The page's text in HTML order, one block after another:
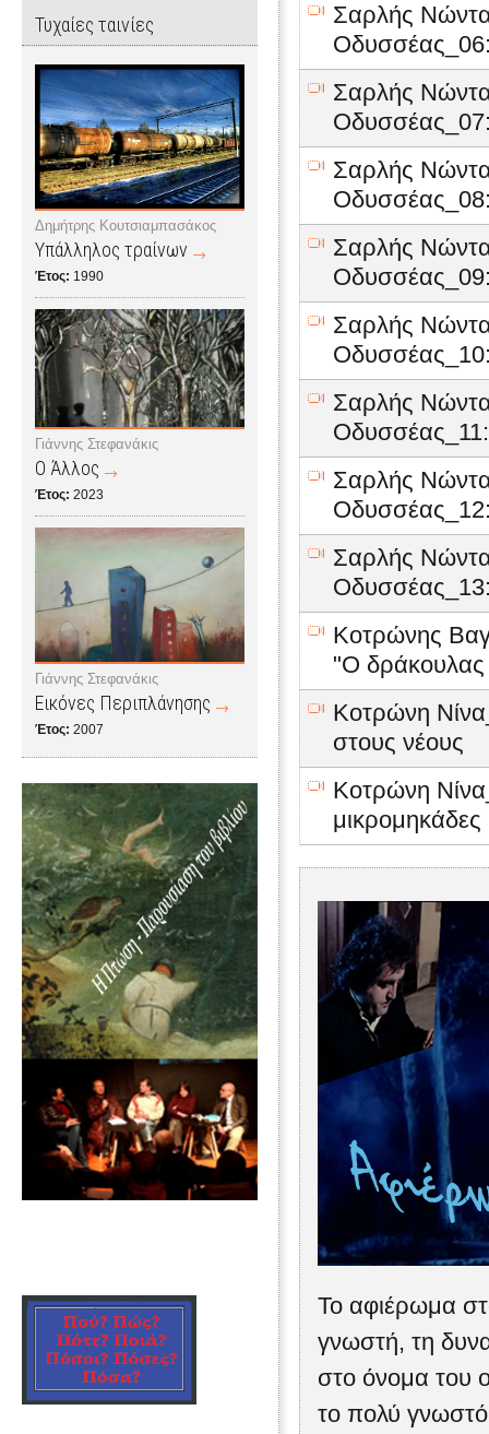
Τυχαίες ταινίες
Δημήτρης Κουτσιαμπασάκος
Υπάλληλος τραίνων
Έτος: 1990
Γιάννης Στεφανάκις
Ο Άλλος
Έτος: 2023
Γιάννης Στεφανάκις
Εικόνες Περιπλάνησης
Έτος: 2007
Σαρλής
Σαρλής
Σαρλής
Σαρλής
Σαρλής
Σαρλής
Σαρλής
Σαρλής
Κοτρώνης
"Ο
Κοτρώνη
στους νέους
Κοτρώνη
μικρομηκάδες
Το αφιέρωμα
γνωστή, τη
στο όνομα του
το πολύ